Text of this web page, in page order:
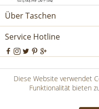
Über Taschen
Service Hotline
Diese Website verwendet
Funktionalität bieten